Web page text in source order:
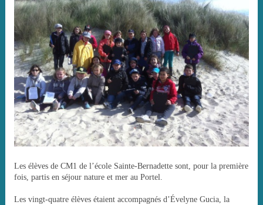
Les élèves de CM1 de l’école Sainte-Bernadette sont, pour la première
fois, partis en séjour nature et mer au Portel.
Les vingt-quatre élèves étaient accompagnés d’Évelyne Gucia, la